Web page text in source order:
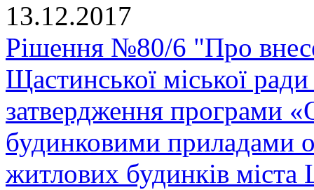
13.12.2017
Рішення №80/6 "Про
Щастинської міської
затвердження програми
будинковими приладами
житлових будинків